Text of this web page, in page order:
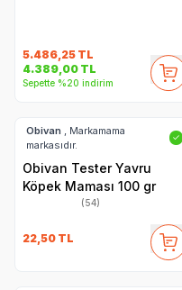
5.486,25 TL
4.389,00 TL
Sepette %20 indirim
Obivan
, Markamama
markasıdır.
✓
Obivan Tester Yavru
Köpek Maması 100 gr
(54)
22,50 TL